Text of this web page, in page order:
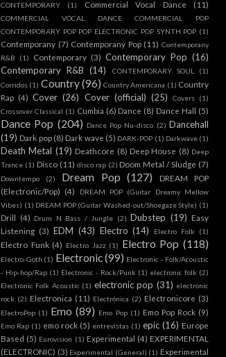
CONTEMPORARY (1) Commercial Vocal Dance (11)
COMMERCIAL VOCAL DANCE COMMERCIAL POP
CONTEMPORARY POP POP ELECTRONIC POP SYNTH POP (1)
Contemporany (7) Contemporany Pop (11) Contemporany
R&B
(1) Contemporary (3) Contemporary Pop (16)
Contemporary R&B (14) CONTEMPORARY SOUL
(1)
Corridos (1) Country(96) Country Americana (1) Country
Rap (4) Cover (26) Cover (official) (25) Covers (1)
Crossover Classical (1) Cumbia (6) Dance (8) Dance Hall (5)
Dance Pop (204) Dance Pop Nu-disco (2) Dancehall
(19) Dark pop (8) Dark wave (5) DARK-POP (1) Darkwave (1)
Death Metal (19) Deathcore (8) Deep House (8) Deep
Trance (1) Disco (11) disco rap (2) Doom Metal / Sludge (7)
Downtempo (2) Dream Pop (127)
DREAM POP
(Electronic/Pop) (4)
DREAM POP (Guitar Dreamy Mellow
Vibes) (1) DREAM POP (Guitar Washed-out/Shoegaze Style) (1)
Drill (4) Drum N Bass / Jungle (2) Dubstep (19) Easy
Listening (3) EDM (43) Electro (14) Electro Folk (1)
Electro Funk (4) Electro Jazz (1) Electro Pop (118)
Electro-Goth (1) Electronic(99) Electronic - Folk/Acoustic
- Hip-hop/Rap (1) Electronic - Rock/Punk (1) electronic folk (2)
Electronic Folk Acoustic (1) electronic pop (31) electronic
rock (2) Electronica (11) Electrónica (2) Electronicore (3)
ElectroPop (1) Emo (89) Emo Pop (1) Emo Pop Rock (9)
Emo Rap (1) emo rock (5) entrevistas (1) epic (16) Europe
Based (5) Eurovision (1) Experimental (4) EXPERIMENTAL
(ELECTRONIC) (3) Experimental (General) (1) Experimental